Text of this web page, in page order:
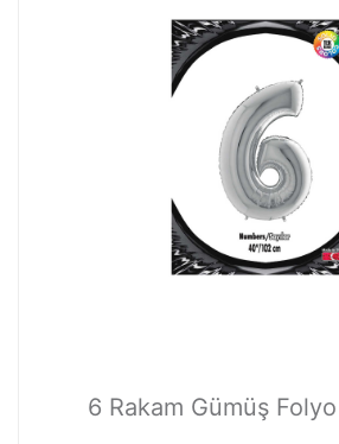
6 Rakam Gümüş